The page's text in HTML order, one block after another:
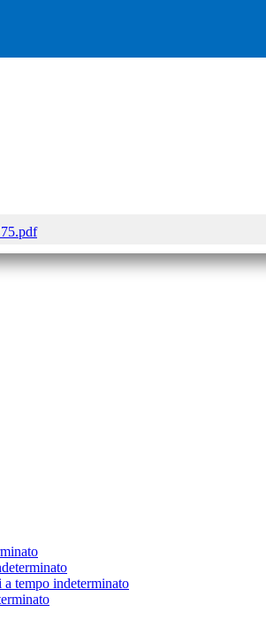
tempo indeterminato